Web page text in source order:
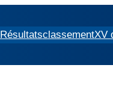
RésultatsclassementXV